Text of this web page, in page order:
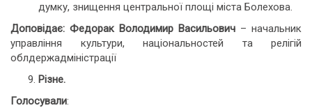
думку, знищення центральної площі міста Болехова.
Доповідає: Федорак Володимир Васильович – начальник
управління культури, національностей та релігій
облдержадміністрації
Різне.
Голосували: